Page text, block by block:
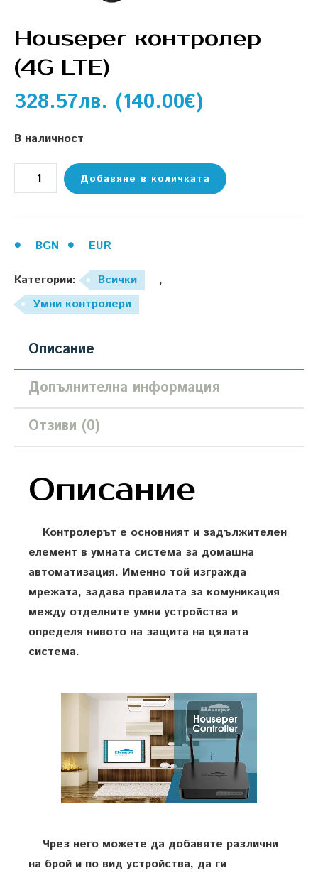
Houseper контролер
(4G LTE)
328.57лв. (140.00€)
В наличност
Добавяне в количката
BGN EUR
Категории: Всички
,
Умни контролери
Описание
Допълнителна информация
Отзиви (0)
Описание
Контролерът е основният и задължителен
елемент в умната система за домашна
автоматизация. Именно той изгражда
мрежата, задава правилата за комуникация
между отделните умни устройства и
определя нивото на защита на цялата
система.
Чрез него можете да добавяте различни
на брой и по вид устройства, да ги